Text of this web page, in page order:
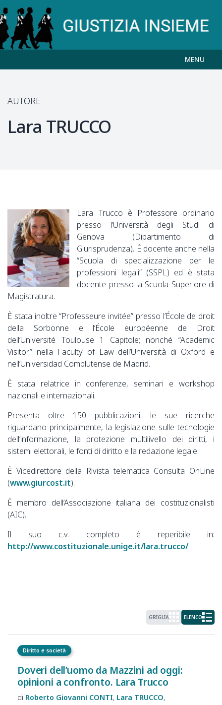
MENU
AUTORE
Lara TRUCCO
Lara Trucco è Professore ordinario
presso l’Università degli Studi di
Genova (Dipartimento di
Giurisprudenza). È docente anche nella
“Scuola di specializzazione per le
professioni legali” (SSPL) ed è stata
docente presso la Scuola Superiore di
Magistratura.
È stata inoltre “Professeure invitée” presso l’École de droit
della Sorbonne e l’École européenne de Droit
dell’Université Toulouse 1 Capitole; nonché “Academic
Visitor” nella Faculty of Law dell’Università di Oxford e
nell’Universidad Complutense de Madrid.
È stata relatrice in conferenze, seminari e workshop
nazionali e internazionali.
Presenta oltre 150 pubblicazioni: le sue ricerche
riguardano principalmente, la legislazione sulle tecnologie
dell’informazione, la protezione multilivello dei diritti, i
sistemi elettorali, le fonti di diritto e la redazione legale.
È Vicedirettore della Rivista telematica Consulta OnLine
(www.giurcost.it).
È membro dell’Associazione italiana dei costituzionalisti
(AIC).
Il suo c.v. completo è reperibile in:
http://www.costituzionale.unige.it/lara.trucco/
GRIGLIA ELENCO
Diritto e società
Doveri dell’uomo da Mazzini ad oggi:
opinioni a confronto. Lara Trucco
Roberto Giovanni CONTI Lara TRUCCO